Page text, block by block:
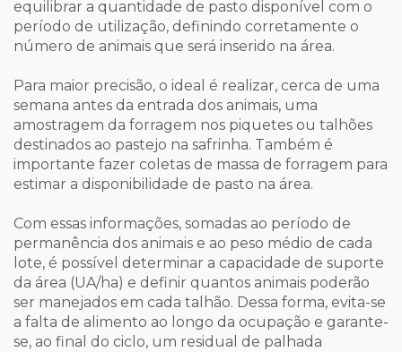
equilibrar a quantidade de pasto disponível com o
período de utilização, definindo corretamente o
número de animais que será inserido na área.
Para maior precisão, o ideal é realizar, cerca de uma
semana antes da entrada dos animais, uma
amostragem da forragem nos piquetes ou talhões
destinados ao pastejo na safrinha. Também é
importante fazer coletas de massa de forragem para
estimar a disponibilidade de pasto na área.
Com essas informações, somadas ao período de
permanência dos animais e ao peso médio de cada
lote, é possível determinar a capacidade de suporte
da área (UA/ha) e definir quantos animais poderão
ser manejados em cada talhão. Dessa forma, evita-se
a falta de alimento ao longo da ocupação e garante-
se, ao final do ciclo, um residual de palhada